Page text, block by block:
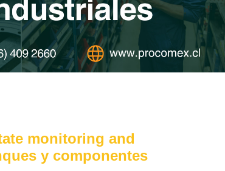
monitoring and
y componentes